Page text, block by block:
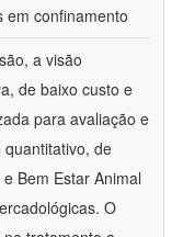
em confinamento
a visão
de baixo custo e
para avaliação e
de
Bem Estar Animal
O